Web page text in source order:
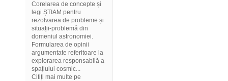
Corelarea de concepte și
legi ȘTIAM pentru
rezolvarea de probleme și
situații-problemă din
domeniul astronomiei.
Formularea de opinii
argumentate referitoare la
explorarea responsabilă a
spațiului cosmic...
Citiți mai multe pe